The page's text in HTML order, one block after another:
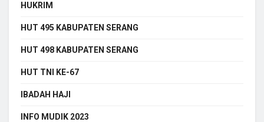
HUKRIM
HUT 495 KABUPATEN SERANG
HUT 498 KABUPATEN SERANG
HUT TNI KE-67
IBADAH HAJI
INFO MUDIK 2023